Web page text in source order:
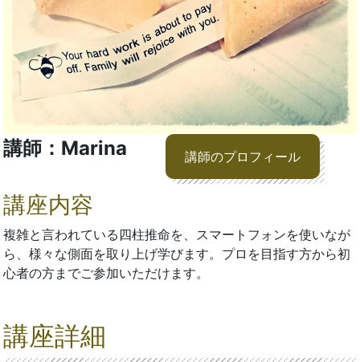
講師：Marina 講師のプロフィール
講座内容
複雑と言われている四柱推命を、スマートフォンを使いなが
ら、様々な側面を取り上げ学びます。プロを目指す方から初
心者の方までご参加いただけます。
講座詳細